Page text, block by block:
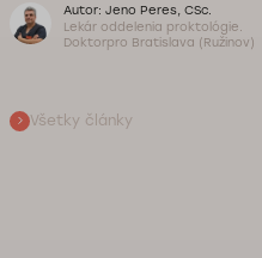
Autor: Jeno Peres, CSc.
Lekár oddelenia proktológie.
Doktorpro Bratislava (Ružinov)
Všetky články